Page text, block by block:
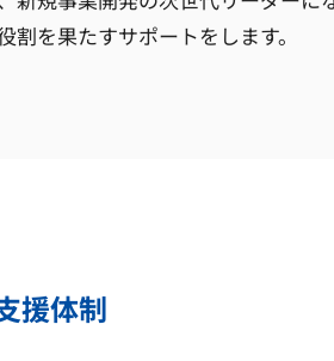
割を果たすサポートをします。
援体制